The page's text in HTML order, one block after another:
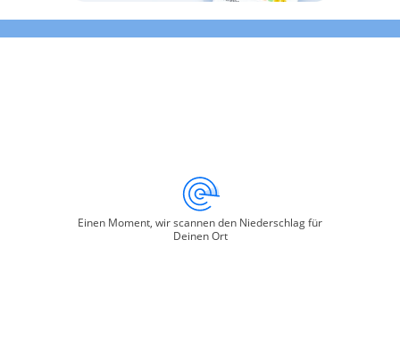
Einen Moment, wir scannen den Niederschlag für
Deinen Ort